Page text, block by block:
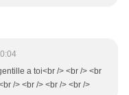
a toi<br /> <br /> <br
/> <br /> <br /> <br />